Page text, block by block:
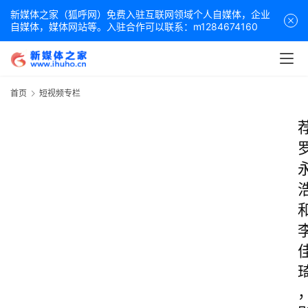
新媒体之家（狐呼网）免费入驻互联网领域个人自媒体，企业
自媒体，媒体网站等。入驻合作可以联系：m1284674160
首页 短视频专栏